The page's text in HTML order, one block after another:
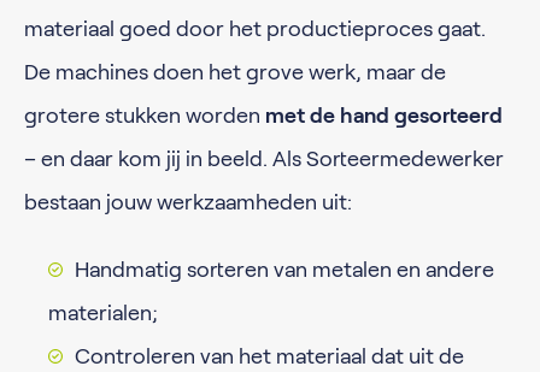
materiaal goed door het productieproces gaat.
De machines doen het grove werk, maar de
grotere stukken worden met de hand gesorteerd
– en daar kom jij in beeld. Als Sorteermedewerker
bestaan jouw werkzaamheden uit:
Handmatig sorteren van metalen en andere
materialen;
Controleren van het materiaal dat uit de